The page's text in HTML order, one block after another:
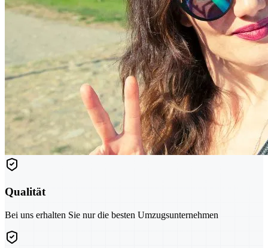
Qualität
Bei uns erhalten Sie nur die besten Umzugsunternehmen